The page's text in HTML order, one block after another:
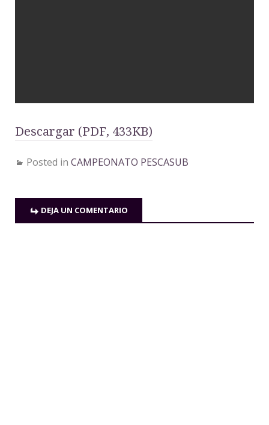
Descargar (PDF, 433KB)
Posted in CAMPEONATO PESCASUB
DEJA UN COMENTARIO